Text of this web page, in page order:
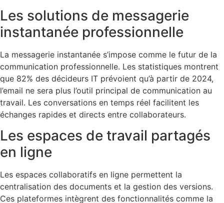
Les solutions de messagerie
instantanée professionnelle
La messagerie instantanée s’impose comme le futur de la
communication professionnelle. Les statistiques montrent
que 82% des décideurs IT prévoient qu’à partir de 2024,
l’email ne sera plus l’outil principal de communication au
travail. Les conversations en temps réel facilitent les
échanges rapides et directs entre collaborateurs.
Les espaces de travail partagés
en ligne
Les espaces collaboratifs en ligne permettent la
centralisation des documents et la gestion des versions.
Ces plateformes intègrent des fonctionnalités comme la